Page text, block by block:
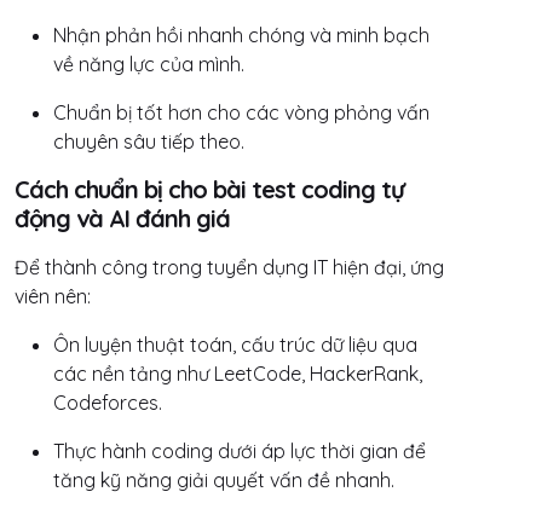
Nhận phản hồi nhanh chóng và minh bạch
về năng lực của mình.
Chuẩn bị tốt hơn cho các vòng phỏng vấn
chuyên sâu tiếp theo.
Cách chuẩn bị cho bài test coding tự
động và AI đánh giá
Để thành công trong tuyển dụng IT hiện đại, ứng
viên nên:
Ôn luyện thuật toán, cấu trúc dữ liệu qua
các nền tảng như LeetCode, HackerRank,
Codeforces.
Thực hành coding dưới áp lực thời gian để
tăng kỹ năng giải quyết vấn đề nhanh.